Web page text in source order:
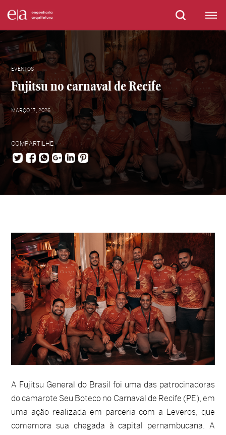
EVENTOS
Fujitsu no carnaval de Recife
MARÇO 17, 2026
COMPARTILHE
A Fujitsu General do Brasil foi uma das patrocinadoras
do camarote Seu Boteco no Carnaval de Recife (PE), em
uma ação realizada em parceria com a Leveros, que
comemora sua chegada à capital pernambucana. A